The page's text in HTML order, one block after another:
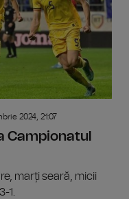
2024, 21:07
Campionatul
marți seară, micii
1.